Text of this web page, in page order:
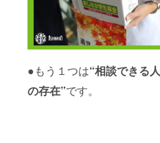
●もう１つは“相談できる人
の存在”です。